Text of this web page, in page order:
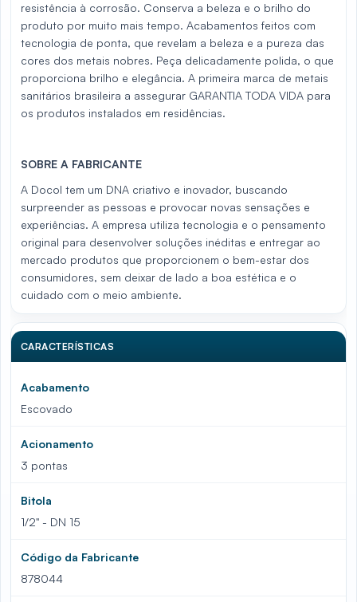
resistência à corrosão. Conserva a beleza e o brilho do
produto por muito mais tempo. Acabamentos feitos com
tecnologia de ponta, que revelam a beleza e a pureza das
cores dos metais nobres. Peça delicadamente polida, o que
proporciona brilho e elegância. A primeira marca de metais
sanitários brasileira a assegurar GARANTIA TODA VIDA para
os produtos instalados em residências.
SOBRE A FABRICANTE
A Docol tem um DNA criativo e inovador, buscando
surpreender as pessoas e provocar novas sensações e
experiências. A empresa utiliza tecnologia e o pensamento
original para desenvolver soluções inéditas e entregar ao
mercado produtos que proporcionem o bem-estar dos
consumidores, sem deixar de lado a boa estética e o
cuidado com o meio ambiente.
CARACTERÍSTICAS
Acabamento
Escovado
Acionamento
3 pontas
Bitola
1/2" - DN 15
Código da Fabricante
878044